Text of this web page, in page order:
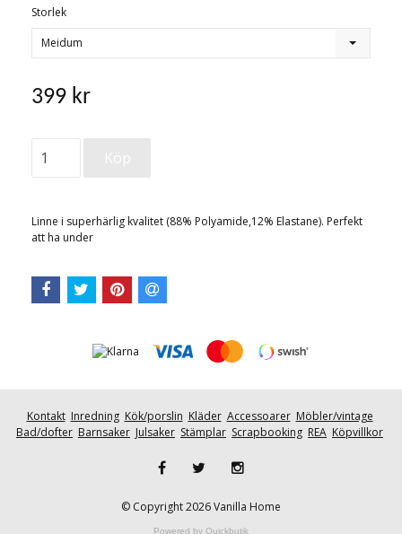
Storlek
Meidum
399 kr
Linne i superhärlig kvalitet (88% Polyamide,12% Elastane). Perfekt
att ha under
Kontakt Inredning Kök/porslin Kläder Accessoarer Möbler/vintage
Bad/dofter Barnsaker Julsaker Stämplar Scrapbooking REA Köpvillkor
© Copyright 2026 Vanilla Home
Powered by Quickbutik